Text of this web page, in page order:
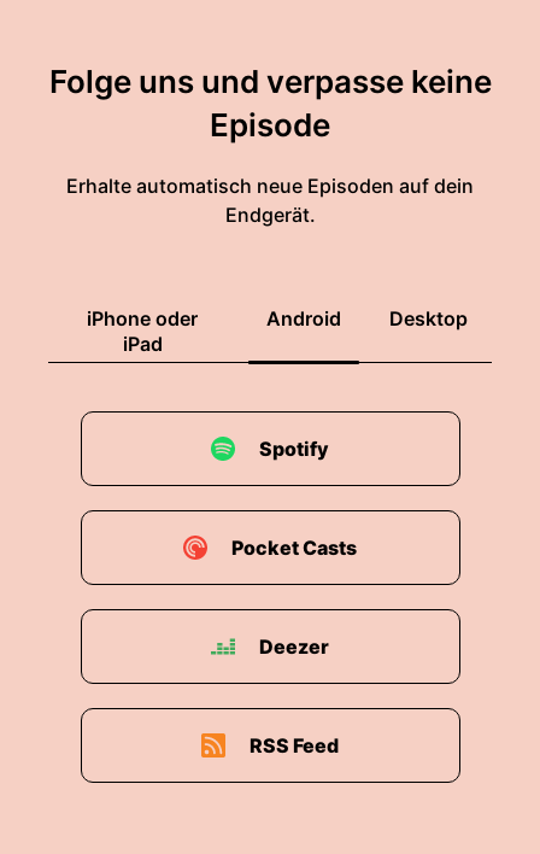
Folge uns und verpasse keine
Episode
Erhalte automatisch neue Episoden auf dein
Endgerät.
iPhone oder
iPad
Android Desktop
Spotify
Pocket Casts
Deezer
RSS Feed